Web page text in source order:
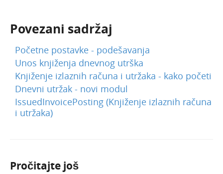
Arhiva
Odjel za brze dorade - novost u Minimaxu
Siječanj 2024.
Prosinac 2023.
Studeni 2023.
Kolovoz 2023.
Prosinac 2022.
Povezani sadržaj
Početne postavke - podešavanja
Unos knjiženja dnevnog utrška
Knjiženje izlaznih računa i utržaka - kako početi
Dnevni utržak - novi modul
IssuedInvoicePosting (Knjiženje izlaznih računa
i utržaka)
Pročitajte još